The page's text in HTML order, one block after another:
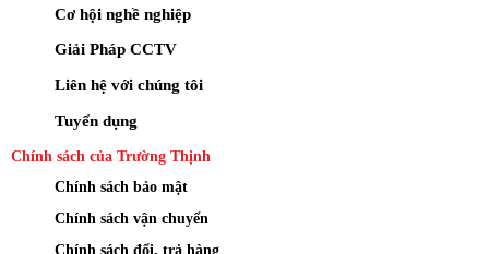
Cơ hội nghề nghiệp
Giải Pháp CCTV
Liên hệ với chúng tôi
Tuyển dụng
Chính sách của Trường Thịnh
Chính sách bảo mật
Chính sách vận chuyển
Chính sách đổi, trả hàng